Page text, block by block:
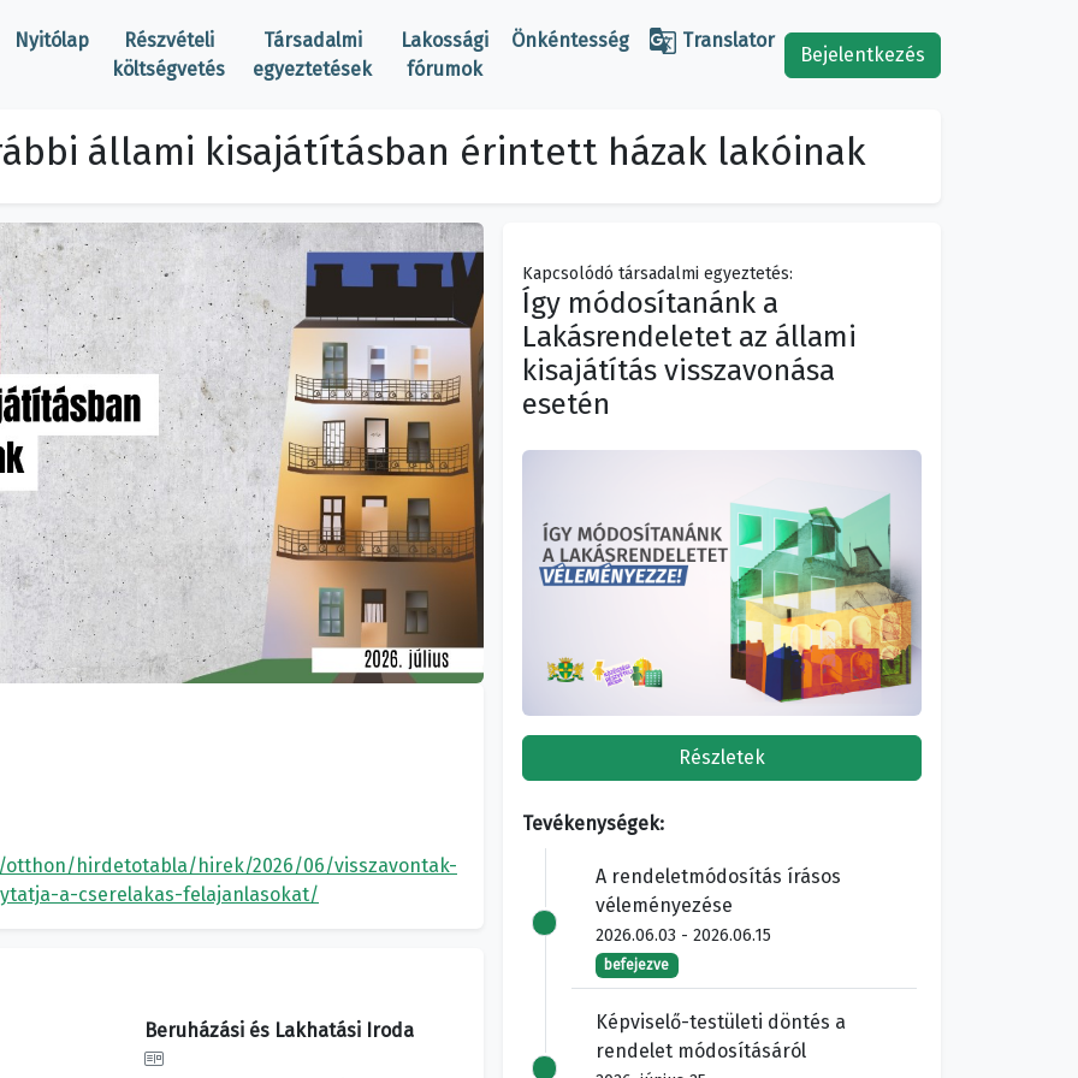
Nyitólap
Részvételi
költségvetés
Társadalmi
egyeztetések
Lakossági
fórumok
Önkéntesség  Translator
Bejelentkezés
állami kisajátításban érintett házak lakóinak
hirdetotabla/hirek/2026/06/visszavontak-
a-cserelakas-felajanlasokat/
Beruházási és Lakhatási Iroda
Kapcsolódó társadalmi egyeztetés:
Így módosítanánk a
Lakásrendeletet az állami
kisajátítás visszavonása
esetén
Részletek
Tevékenységek:
A rendeletmódosítás írásos
véleményezése
2026.06.03 - 2026.06.15
befejezve
Képviselő-testületi döntés a
rendelet módosításáról